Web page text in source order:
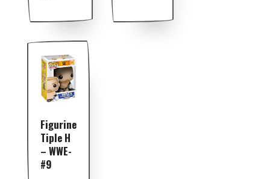
Figurine
Tiple H
– WWE-
#9